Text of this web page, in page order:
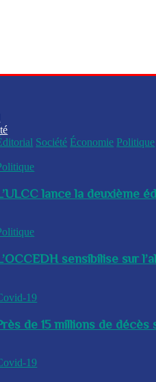
Société Économie Politique
lance la deuxième
sensibilise sur
19
de 15 millions de
19